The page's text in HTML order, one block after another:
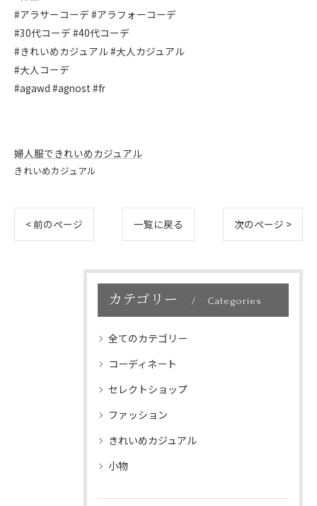
#アラサーコーデ #アラフォーコーデ
#30代コーデ #40代コーデ
#きれいめカジュアル #大人カジュアル
#大人コーデ
#agawd #agnost #fr
婦人服できれいめカジュアル
きれいめカジュアル
< 前のページ 一覧に戻る 次のページ >
カテゴリー Categories
全てのカテゴリー
コーディネート
セレクトショップ
ファッション
きれいめカジュアル
小物